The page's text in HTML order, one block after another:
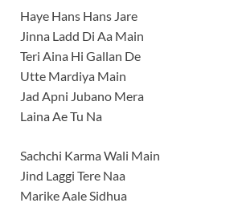
Haye Hans Hans Jare
Jinna Ladd Di Aa Main
Teri Aina Hi Gallan De
Utte Mardiya Main
Jad Apni Jubano Mera
Laina Ae Tu Na
Sachchi Karma Wali Main
Jind Laggi Tere Naa
Marike Aale Sidhua